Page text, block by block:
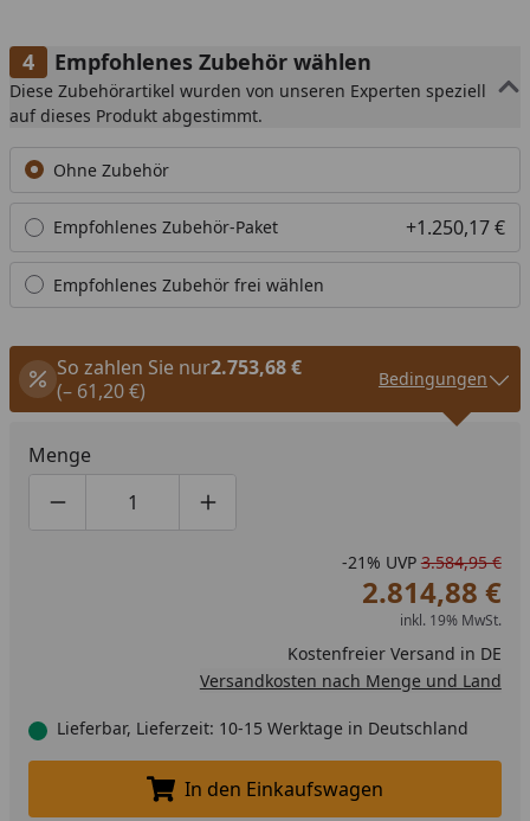
Empfohlenes Zubehör wählen
Diese Zubehörartikel wurden von unseren Experten speziell
auf dieses Produkt abgestimmt.
Ohne Zubehör
Empfohlenes Zubehör-Paket +1.250,17 €
Empfohlenes Zubehör frei wählen
So zahlen Sie nur2.753,68 €
(– 61,20 €)
Bedingungen
Menge
Produktmenge um eins verringern
Produktmenge manuell eingeben
Produktmenge um eins erhöhen
-21% UVP 3.584,95 €
2.814,88 €
inkl. 19% MwSt.
Kostenfreier Versand in DE
Versandkosten nach Menge und Land
Lieferbar, Lieferzeit: 10-15 Werktage in Deutschland
In den Einkaufswagen legen
In den Einkaufswagen